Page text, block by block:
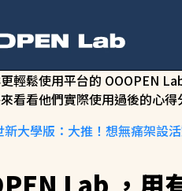
輕鬆使用平台的 OOOPEN
看看他們實際使用過後的心得
新大學版：大推！想無痛架設